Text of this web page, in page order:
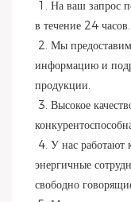
в течение 24 часов.
информацию и
продукции.
энергичные
свободно